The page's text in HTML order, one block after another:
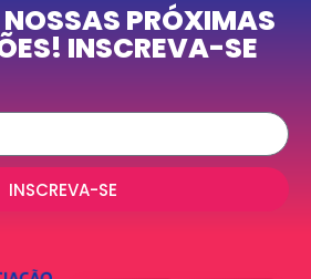
PRÓXIMAS
INSCREVA-SE
INSCREVA-SE